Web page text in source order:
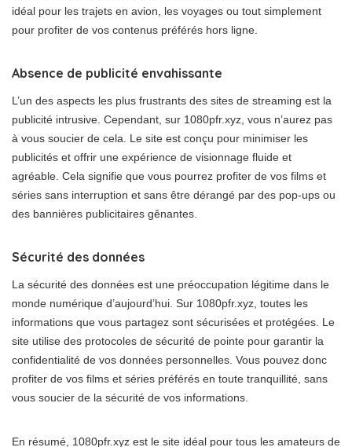
idéal pour les trajets en avion, les voyages ou tout simplement
pour profiter de vos contenus préférés hors ligne.
Absence de publicité envahissante
L’un des aspects les plus frustrants des sites de streaming est la
publicité intrusive. Cependant, sur 1080pfr.xyz, vous n’aurez pas
à vous soucier de cela. Le site est conçu pour minimiser les
publicités et offrir une expérience de visionnage fluide et
agréable. Cela signifie que vous pourrez profiter de vos films et
séries sans interruption et sans être dérangé par des pop-ups ou
des bannières publicitaires gênantes.
Sécurité des données
La sécurité des données est une préoccupation légitime dans le
monde numérique d’aujourd’hui. Sur 1080pfr.xyz, toutes les
informations que vous partagez sont sécurisées et protégées. Le
site utilise des protocoles de sécurité de pointe pour garantir la
confidentialité de vos données personnelles. Vous pouvez donc
profiter de vos films et séries préférés en toute tranquillité, sans
vous soucier de la sécurité de vos informations.
En résumé, 1080pfr.xyz est le site idéal pour tous les amateurs de